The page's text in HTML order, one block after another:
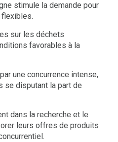
stimule la demande pour
sur les déchets
favorables à la
une concurrence intense,
se disputant la part de
dans la recherche et le
leurs offres de produits